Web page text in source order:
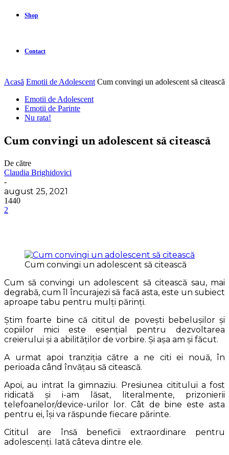
Shop
Contact
Acasă Emotii de Adolescent Cum convingi un adolescent să citească
Emotii de Adolescent
Emotii de Parinte
Nu rata!
Cum convingi un adolescent să citească
De către
Claudia Brighidovici
-
august 25, 2021
1440
2
Cum convingi un adolescent să citească
Cum să convingi un adolescent să citească sau, mai
degrabă, cum îl încurajezi să facă asta, este un subiect
aproape tabu pentru mulți părinți.
Știm foarte bine că cititul de povești bebelușilor și
copiilor mici este esențial pentru dezvoltarea
creierului și a abilităților de vorbire. Și așa am și făcut.
A urmat apoi tranziția către a ne citi ei nouă, în
perioada când învățau să citească.
Apoi, au intrat la gimnaziu. Presiunea cititului a fost
ridicată și i-am lăsat, literalmente, prizonierii
telefoanelor/device-urilor lor. Cât de bine este asta
pentru ei, își va răspunde fiecare părinte.
Cititul are însă beneficii extraordinare pentru
adolescenți. Iată câteva dintre ele.